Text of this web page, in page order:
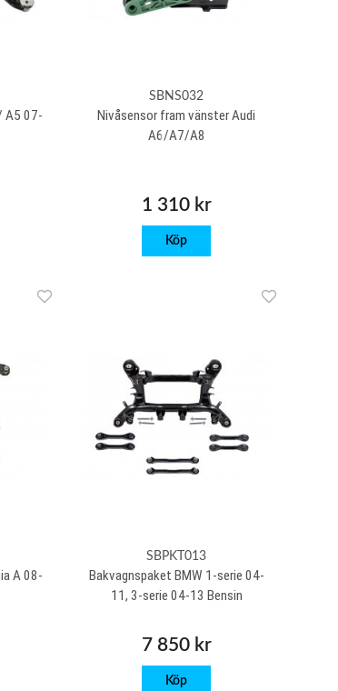
A5 07-
SBNS032
Nivåsensor fram vänster Audi
A6/A7/A8
1 310 kr
Köp
A 08-
SBPKT013
Bakvagnspaket BMW 1-serie 04-
11, 3-serie 04-13 Bensin
7 850 kr
Köp